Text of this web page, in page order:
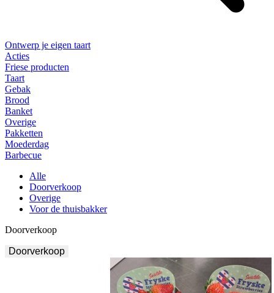
Ontwerp je eigen taart
Acties
Friese producten
Taart
Gebak
Brood
Banket
Overige
Pakketten
Moederdag
Barbecue
Alle
Doorverkoop
Overige
Voor de thuisbakker
Doorverkoop
Doorverkoop